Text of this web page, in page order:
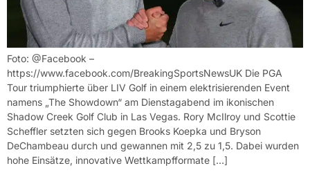
Foto: @Facebook –
https://www.facebook.com/BreakingSportsNewsUK Die PGA
Tour triumphierte über LIV Golf in einem elektrisierenden Event
namens „The Showdown“ am Dienstagabend im ikonischen
Shadow Creek Golf Club in Las Vegas. Rory McIlroy und Scottie
Scheffler setzten sich gegen Brooks Koepka und Bryson
DeChambeau durch und gewannen mit 2,5 zu 1,5. Dabei wurden
hohe Einsätze, innovative Wettkampfformate […]